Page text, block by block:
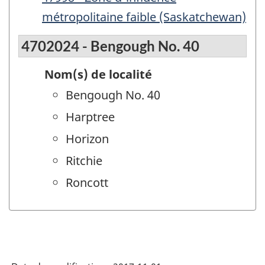
métropolitaine faible (Saskatchewan)
4702024 - Bengough No. 40
Nom(s) de localité
Bengough No. 40
Harptree
Horizon
Ritchie
Roncott